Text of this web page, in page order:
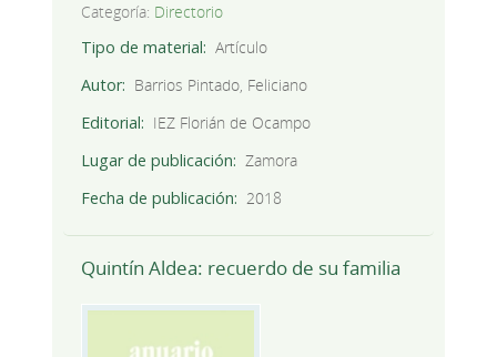
Categoría: Directorio
Tipo de material
Artículo
Autor
Barrios Pintado, Feliciano
Editorial
IEZ Florián de Ocampo
Lugar de publicación
Zamora
Fecha de publicación
2018
Quintín Aldea: recuerdo de su familia